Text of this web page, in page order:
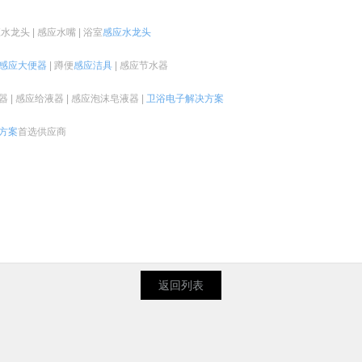
龙头 | 感应水嘴 | 浴室感应水龙头
应大便器 | 蹲便感应洁具| 感应节水器
| 感应给液器 | 感应泡沫皂液器 | 卫浴电子解决方案
案首选供应商
返回列表